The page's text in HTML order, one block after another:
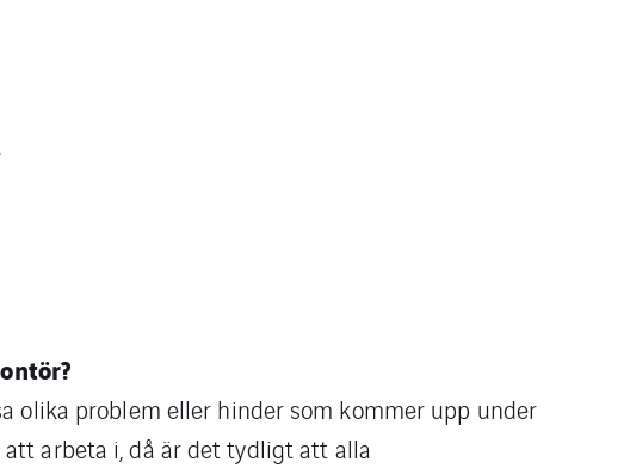
olika problem eller hinder som kommer upp under
arbeta i, då är det tydligt att alla